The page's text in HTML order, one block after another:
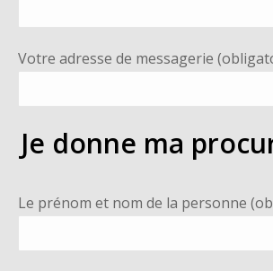
Votre adresse de messagerie
Je donne ma
Le prénom et nom de la personne